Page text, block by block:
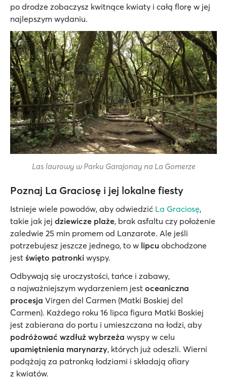
po drodze zobaczysz kwitnące kwiaty i całą florę w jej
najlepszym wydaniu.
Las laurowy w Parku Garajonay na La Gomerze
Poznaj La Graciosę i jej lokalne fiesty
Istnieje wiele powodów, aby odwiedzić La Graciosę,
takie jak jej dziewicze plaże, brak asfaltu czy położenie
zaledwie 25 min promem od Lanzarote. Ale jeśli
potrzebujesz jeszcze jednego, to w lipcu obchodzone
jest święto patronki wyspy.
Odbywają się uroczystości, tańce i zabawy,
a najważniejszym wydarzeniem jest oceaniczna
procesja Virgen del Carmen (Matki Boskiej del
Carmen). Każdego roku 16 lipca figura Matki Boskiej
jest zabierana do portu i umieszczana na łodzi, aby
podróżować wzdłuż wybrzeża wyspy w celu
upamiętnienia marynarzy, których już odeszli. Wierni
podążają za patronką łodziami i składają ofiary
z kwiatów.